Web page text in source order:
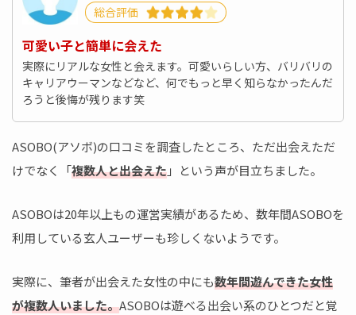
総合評価
可愛い子と簡単に会えた
実際にリアルな女性と会えます。可愛いらしい方、バリバリの
キャリアウーマンなどなど、何でもっと早く知らなかったんだ
ろうと後悔が残ります笑
ASOBO(アソボ)の口コミを調査したところ、ただ出会えただ
けでなく「複数人と出会えた」という声が目立ちました。
ASOBOは20年以上もの運営実績があるため、数年間ASOBOを
利用している玄人ユーザーも珍しくないようです。
実際に、筆者が出会えた女性の中にも数年間遊んできた女性
が複数人いました。ASOBOは遊べる出会い系のひとつだと覚